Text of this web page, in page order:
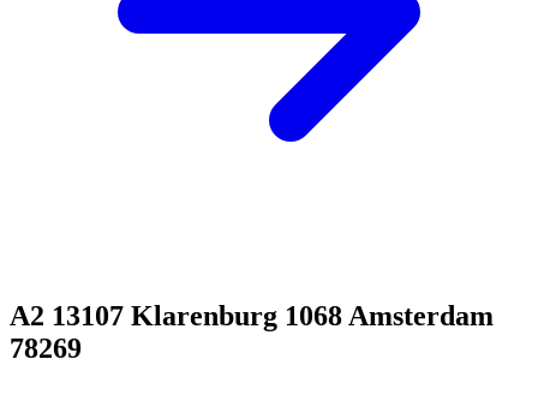
A2 13107 Klarenburg 1068 Amsterdam
78269